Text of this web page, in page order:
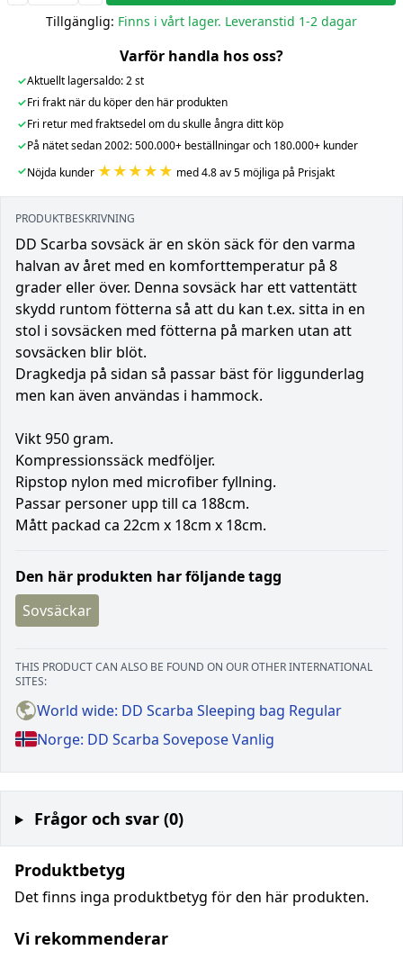
Tillgänglig: Finns i vårt lager. Leveranstid 1-2 dagar
Varför handla hos oss?
✓Aktuellt lagersaldo: 2 st
✓Fri frakt när du köper den här produkten
✓Fri retur med fraktsedel om du skulle ångra ditt köp
✓På nätet sedan 2002: 500.000+ beställningar och 180.000+ kunder
✓Nöjda kunder ★★★★★ med 4.8 av 5 möjliga på Prisjakt
PRODUKTBESKRIVNING
DD Scarba sovsäck är en skön säck för den varma
halvan av året med en komforttemperatur på 8
grader eller över. Denna sovsäck har ett vattentätt
skydd runtom fötterna så att du kan t.ex. sitta in en
stol i sovsäcken med fötterna på marken utan att
sovsäcken blir blöt.
Dragkedja på sidan så passar bäst för liggunderlag
men kan även användas i hammock.
Vikt 950 gram.
Kompressionssäck medföljer.
Ripstop nylon med microfiber fyllning.
Passar personer upp till ca 188cm.
Mått packad ca 22cm x 18cm x 18cm.
Den här produkten har följande tagg
Sovsäckar
THIS PRODUCT CAN ALSO BE FOUND ON OUR OTHER INTERNATIONAL
SITES:
World wide: DD Scarba Sleeping bag Regular
Norge: DD Scarba Sovepose Vanlig
Frågor och svar (0)
Produktbetyg
Det finns inga produktbetyg för den här produkten.
Vi rekommenderar